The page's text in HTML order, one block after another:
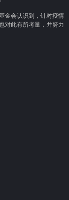
金会认识到，针对疫情
对此有所考量，并努力